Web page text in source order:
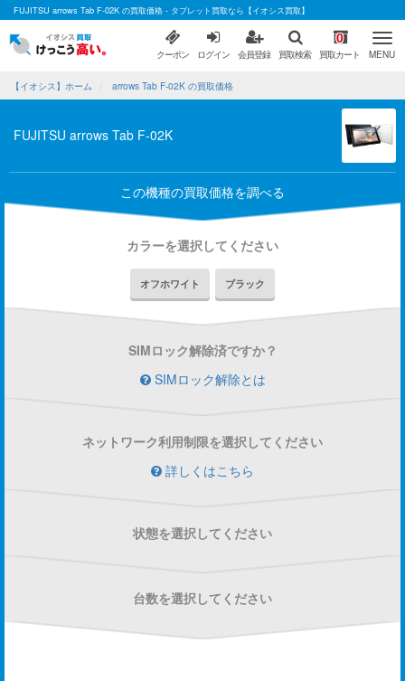
FUJITSU arrows Tab F-02K の買取価格 - タブレット買取なら【イオシス買取】
クーポン ログイン 会員登録 買取検索
0
買取カート MENU
【イオシス】ホーム arrows Tab F-02K の買取価格
FUJITSU arrows Tab F-02K
この機種の買取価格を調べる
カラーを選択してください
オフホワイト ブラック
SIMロック解除済ですか？
SIMロック解除とは
ネットワーク利用制限を選択してください
詳しくはこちら
状態を選択してください
台数を選択してください